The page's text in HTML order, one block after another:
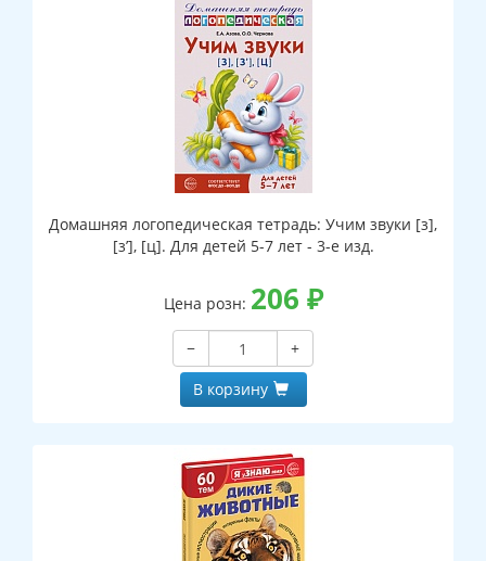
Домашняя логопедическая тетрадь: Учим звуки [з],
[з’], [ц]. Для детей 5-7 лет - 3-е изд.
Цена розн: 206 ₽
−
+
В корзину